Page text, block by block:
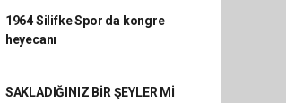
1964 Silifke Spor da kongre
heyecanı
SAKLADIĞINIZ BİR ŞEYLER Mİ